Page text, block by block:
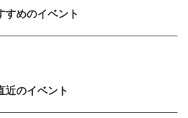
すめのイベント
近のイベント